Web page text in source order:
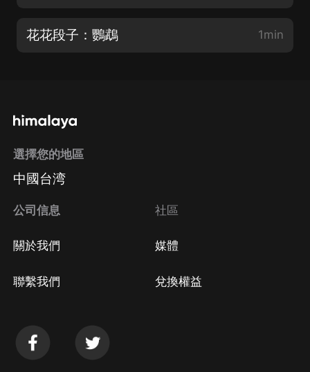
花花段子：鸚鵡 1min
選擇您的地區
中國台湾
公司信息
關於我們
聯繫我們
社區
媒體
兌換權益